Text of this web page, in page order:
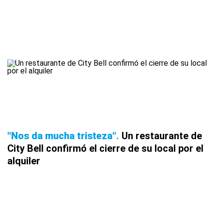
"Nos da mucha tristeza" Un restaurante de
City Bell confirmó el cierre de su local por el
alquiler